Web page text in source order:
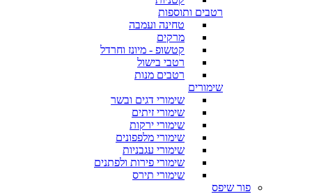
רטבים ותוספות
טחינה ועמבה
מרקים
קטשופ - מיונז וחרדל
רטבי בישול
רטבים מנות
שימורים
שימורי דגים ובשר
שימורי זיתים
שימורי ירקות
שימורי מלפפונים
שימורי עגבניות
שימורי פירות ולפתנים
שימורי תירס
פור שיפס